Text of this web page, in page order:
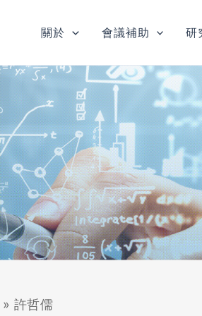
關於 會議補助 研
» 許哲儒